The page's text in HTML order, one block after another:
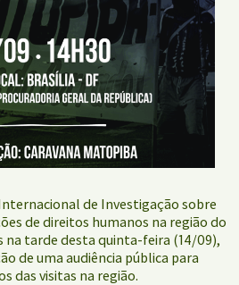
de Investigação sobre
de direitos humanos na região do
na tarde desta quinta-feira (14/09),
de uma audiência pública para
das visitas na região.